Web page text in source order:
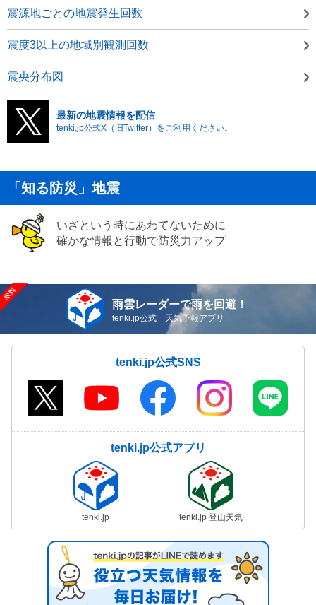
震源地ごとの地震発生回数
震度3以上の地域別観測回数
震央分布図
最新の地震情報を配信
tenki.jp公式X（旧Twitter）をご利用ください。
「知る防災」地震
いざという時にあわてないために
確かな情報と行動で防災力アップ
雨雲レーダーで雨を回避！
tenki.jp公式 天気予報アプリ
tenki.jp公式SNS
tenki.jp公式アプリ
tenki.jp tenki.jp 登山天気